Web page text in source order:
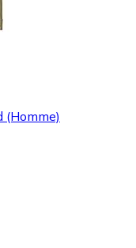
(Homme)